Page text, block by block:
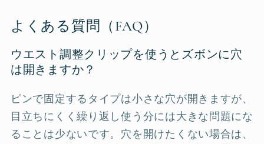
よくある質問（FAQ）
ウエスト調整クリップを使うとズボンに穴
は開きますか？
ピンで固定するタイプは小さな穴が開きますが、
目立ちにくく繰り返し使う分には大きな問題にな
ることは少ないです。穴を開けたくない場合は、